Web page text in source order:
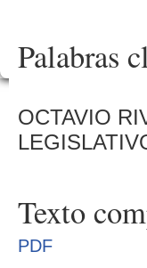
Palabras
OCTAVIO
Texto
PDF